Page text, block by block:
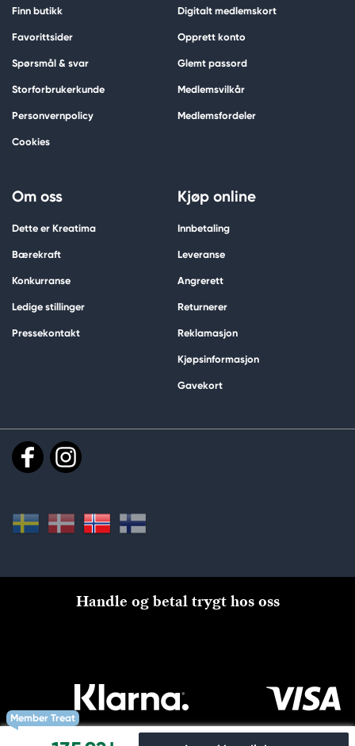
Member Treat
Finn butikk
Favorittsider
Spørsmål & svar
Storforbrukerkunde
Personvernpolicy
Cookies
Digitalt medlemskort
Opprett konto
Glemt passord
Medlemsvilkår
Medlemsfordeler
Om oss
Dette er Kreatima
Bærekraft
Konkurranse
Ledige stillinger
Pressekontakt
Kjøp online
Innbetaling
Leveranse
Angrerett
Returnerer
Reklamasjon
Kjøpsinformasjon
Gavekort
Handle og betal trygt hos oss